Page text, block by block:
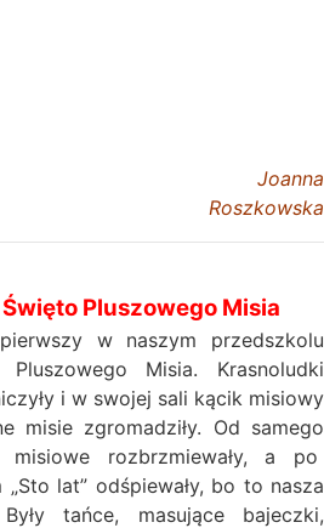
Joanna
Roszkowska
Pluszowego Misia
w naszym przedszkolu
Misia. Krasnoludki
i w swojej sali kącik misiowy
misie zgromadziły. Od samego
rozbrzmiewały, a po
lat” odśpiewały, bo to nasza
tańce, masujące bajeczki,